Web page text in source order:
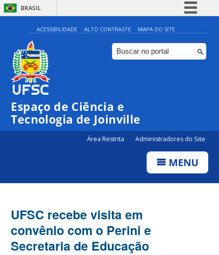
BRASIL
Simplifique!
Comunica BR
Participe
ACESSIBILIDADE ALTO CONTRASTE MAPA DO SITE
Espaço de Ciência e
Tecnologia de Joinville
Área Restrita Administradores do Site
MENU
UFSC recebe visita em
convênio com o Perini e
Secretaria de Educação